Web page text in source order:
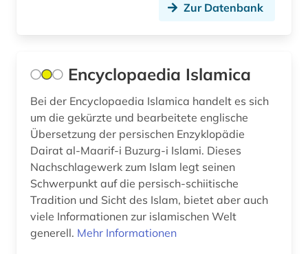
Zur Datenbank
Encyclopaedia Islamica
Bei der Encyclopaedia Islamica handelt es sich
um die gekürzte und bearbeitete englische
Übersetzung der persischen Enzyklopädie
Dairat al-Maarif-i Buzurg-i Islami. Dieses
Nachschlagewerk zum Islam legt seinen
Schwerpunkt auf die persisch-schiitische
Tradition und Sicht des Islam, bietet aber auch
viele Informationen zur islamischen Welt
generell. Mehr Informationen